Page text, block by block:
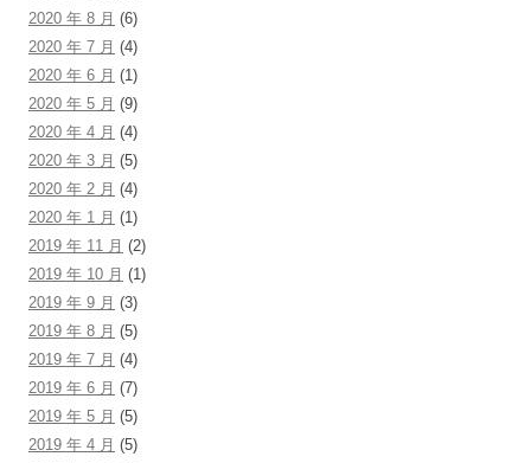
2020 年 8 月 (6)
2020 年 7 月 (4)
2020 年 6 月 (1)
2020 年 5 月 (9)
2020 年 4 月 (4)
2020 年 3 月 (5)
2020 年 2 月 (4)
2020 年 1 月 (1)
2019 年 11 月 (2)
2019 年 10 月 (1)
2019 年 9 月 (3)
2019 年 8 月 (5)
2019 年 7 月 (4)
2019 年 6 月 (7)
2019 年 5 月 (5)
2019 年 4 月 (5)